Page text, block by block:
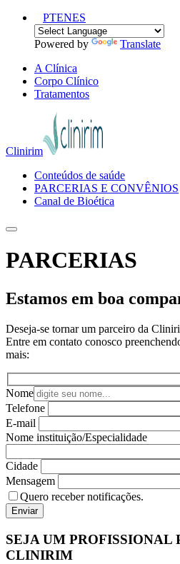
PTENES
Powered by
Translate
A Clínica
Corpo Clínico
Tratamentos
Clinirim
Conteúdos de saúde
PARCERIAS E CONVÊNIOS
Canal de Bioética
PARCERIAS
Estamos em boa
Deseja-se tornar um parceiro da
Entre em contato conosco
mais:
Nome
Telefone
E-mail
Nome instituição/Especialidade
Cidade
Mensagem
Quero receber notificações.
SEJA UM PROFISSIONAL
CLINIRIM